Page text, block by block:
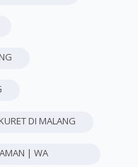
DI MALANG
| WA